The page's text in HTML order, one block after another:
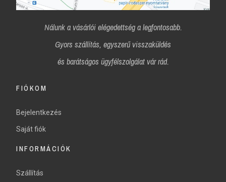
Nálunk a vásárlói elégedettség a legfontosabb.
Gyors szállítás, egyszerű visszaküldés
és barátságos ügyfélszolgálat vár rád.
FIÓKOM
Bejelentkezés
Saját fiók
INFORMÁCIÓK
Szállítás